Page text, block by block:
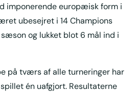
imponerende europæisk form i
ubesejret i 14 Champions
og lukket blot 6 mål ind i
på tværs af alle turneringer har
én uafgjort. Resultaterne